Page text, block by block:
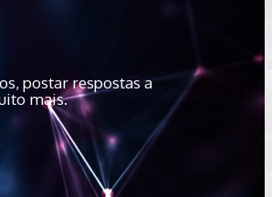
postar respostas a
mais.